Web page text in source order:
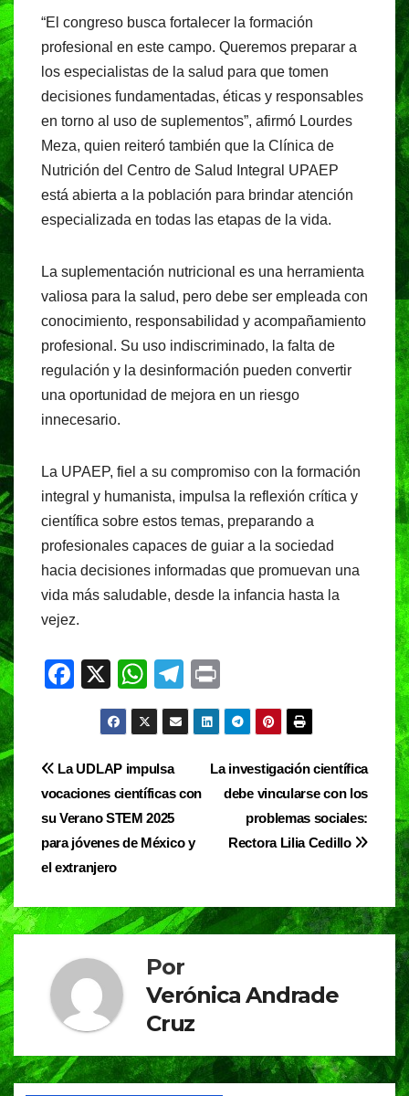
“El congreso busca fortalecer la formación
profesional en este campo. Queremos preparar a
los especialistas de la salud para que tomen
decisiones fundamentadas, éticas y responsables
en torno al uso de suplementos”, afirmó Lourdes
Meza, quien reiteró también que la Clínica de
Nutrición del Centro de Salud Integral UPAEP
está abierta a la población para brindar atención
especializada en todas las etapas de la vida.
La suplementación nutricional es una herramienta
valiosa para la salud, pero debe ser empleada con
conocimiento, responsabilidad y acompañamiento
profesional. Su uso indiscriminado, la falta de
regulación y la desinformación pueden convertir
una oportunidad de mejora en un riesgo
innecesario.
La UPAEP, fiel a su compromiso con la formación
integral y humanista, impulsa la reflexión crítica y
científica sobre estos temas, preparando a
profesionales capaces de guiar a la sociedad
hacia decisiones informadas que promuevan una
vida más saludable, desde la infancia hasta la
vejez.
F
e
b
o
o
k
X
W
h
at
s
A
p
p
T
el
e
a
in
t
Navegación
de
entradas
La investigación científica
debe vincularse con los
problemas sociales:
Rectora Lilia Cedillo
La UDLAP impulsa
vocaciones científicas con
su Verano STEM 2025
para jóvenes de México y
el extranjero
Por
Verónica Andrade
Cruz